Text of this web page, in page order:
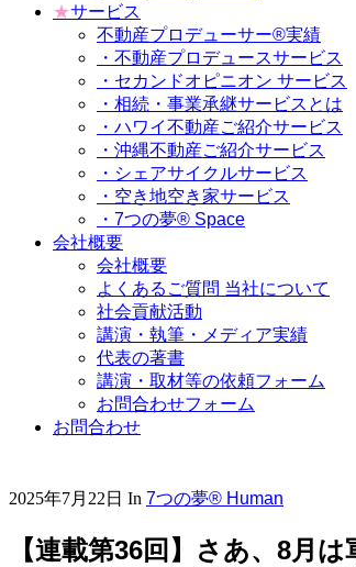
★サービス
不動産プロデューサー®実績
・不動産プロデュースサービス
・セカンドオピニオン サービス
・相続・事業承継サービスとは
・ハワイ不動産ご紹介サービス
・沖縄不動産ご紹介サービス
・シェアサイクルサービス
・空き地空き家サービス
・7つの夢® Space
会社概要
会社概要
よくあるご質問 当社について
社会貢献活動
講演・執筆・メディア実績
代表の著書
講演・取材等の依頼フォーム
お問合わせフォーム
お問合わせ
2025年7月22日 In 7つの夢® Human
【連載第36回】さあ、8月